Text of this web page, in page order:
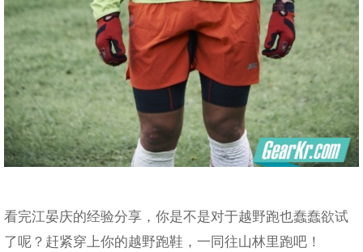
看完江晏庆的经验分享，你是不是对于越野跑也蠢蠢欲试
了呢？赶紧穿上你的越野跑鞋，一同往山林里跑吧！